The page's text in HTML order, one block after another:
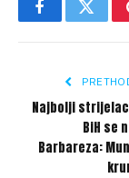
Facebook
Najbolji
BiH se
Barbareza: